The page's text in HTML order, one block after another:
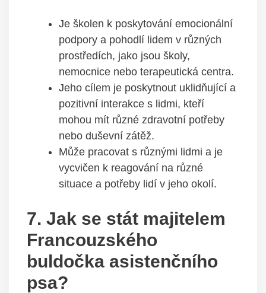
Je školen k poskytování emocionální
podpory a pohodlí lidem v různých
prostředích, jako jsou školy,
nemocnice nebo terapeutická centra.
Jeho cílem je poskytnout uklidňující a
pozitivní interakce s lidmi, kteří
mohou mít různé zdravotní potřeby
nebo duševní zátěž.
Může pracovat s různými lidmi a je
vycvičen k reagování na různé
situace a potřeby lidí v jeho okolí.
7. Jak se stát majitelem
Francouzského
buldočka asistenčního
psa?